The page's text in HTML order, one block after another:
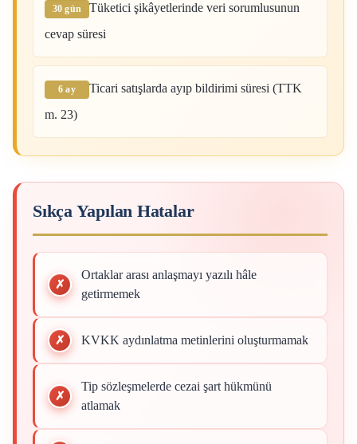
Tüketici şikâyetlerinde veri sorumlusunun
cevap süresi
Ticari satışlarda ayıp bildirimi süresi (TTK
m. 23)
Sıkça Yapılan Hatalar
Ortaklar arası anlaşmayı yazılı hâle
getirmemek
KVKK aydınlatma metinlerini oluşturmamak
Tip sözleşmelerde cezai şart hükmünü
atlamak